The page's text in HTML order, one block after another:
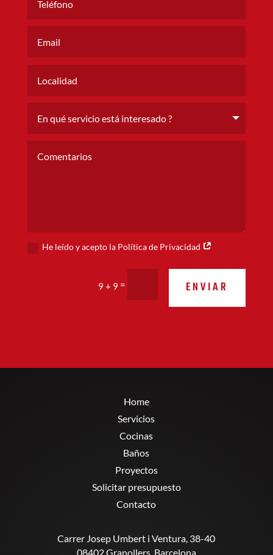
He leído y acepto la Política de Privacidad
9 + 9 = ENVIAR
Home
Servicios
Cocinas
Baños
Proyectos
Solicitar presupuesto
Contacto
Carrer Josep Umbert i Ventura, 38-40
08402 Granollers, Barcelona